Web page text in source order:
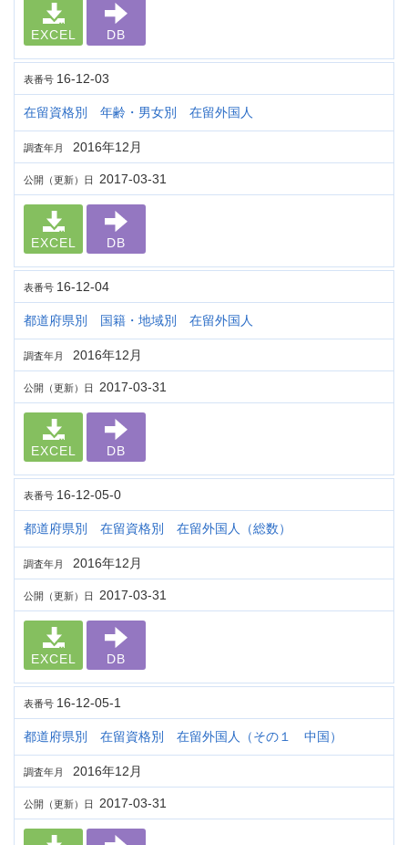
EXCEL DB
表番号 16-12-03
在留資格別 年齢・男女別 在留外国人
調査年月 2016年12月
公開（更新）日 2017-03-31
EXCEL DB
表番号 16-12-04
都道府県別 国籍・地域別 在留外国人
調査年月 2016年12月
公開（更新）日 2017-03-31
EXCEL DB
表番号 16-12-05-0
都道府県別 在留資格別 在留外国人（総数）
調査年月 2016年12月
公開（更新）日 2017-03-31
EXCEL DB
表番号 16-12-05-1
都道府県別 在留資格別 在留外国人（その１ 中国）
調査年月 2016年12月
公開（更新）日 2017-03-31